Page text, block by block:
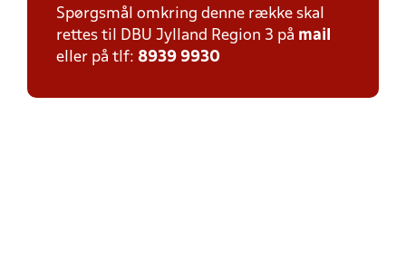
Spørgsmål omkring denne række skal
rettes til DBU Jylland Region 3 på mail
eller på tlf: 8939 9930